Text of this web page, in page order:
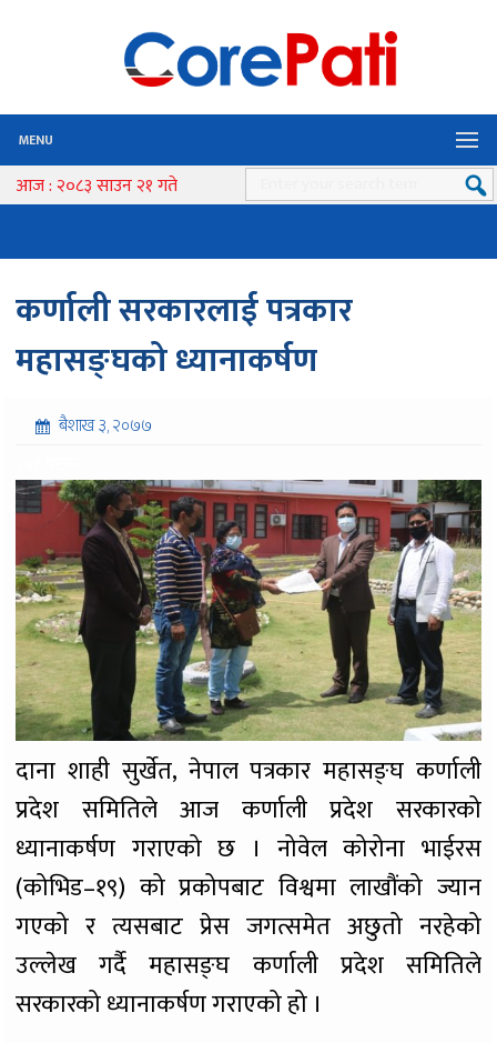
MENU
आज : २०८३ साउन २१ गते
कर्णाली सरकारलाई पत्रकार
महासङ्घको ध्यानाकर्षण
बैशाख ३, २०७७
दाना शाही सुर्खेत, नेपाल पत्रकार महासङ्घ कर्णाली
प्रदेश समितिले आज कर्णाली प्रदेश सरकारको
ध्यानाकर्षण गराएको छ । नोवेल कोरोना भाईरस
(कोभिड–१९) को प्रकोपबाट विश्वमा लाखौंको ज्यान
गएको र त्यसबाट प्रेस जगत्समेत अछुतो नरहेको
उल्लेख गर्दै महासङ्घ कर्णाली प्रदेश समितिले
सरकारको ध्यानाकर्षण गराएको हो ।